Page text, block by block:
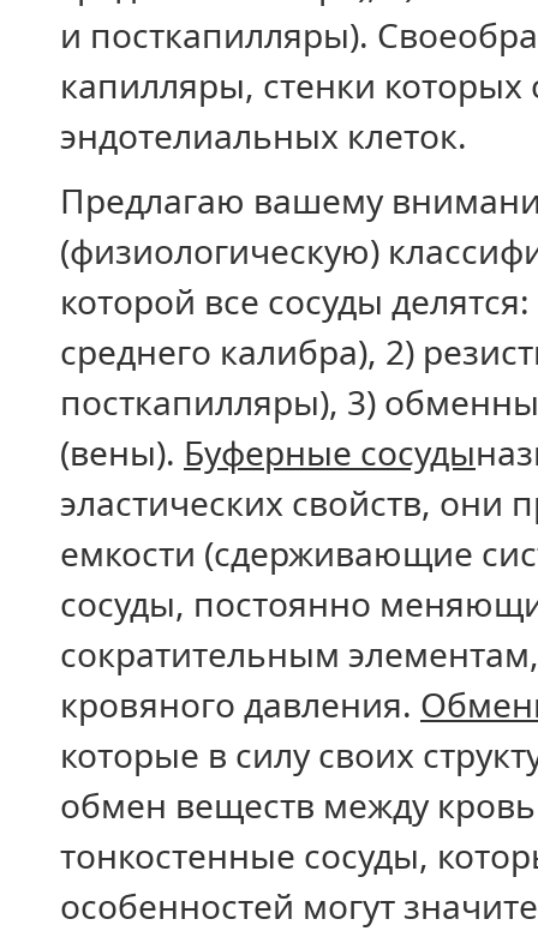
и посткапилляры).
капилляры, стенки которых
эндотелиальных клеток.
Предлагаю вашему
(физиологическую)
которой все сосуды
среднего калибра), 2)
посткапилляры), 3)
(вены). Буферные сосуды
эластических свойств, они
емкости (сдерживающие
сосуды, постоянно
сократительным
кровяного давления.
которые в силу своих
обмен веществ между
тонкостенные сосуды,
особенностей могут